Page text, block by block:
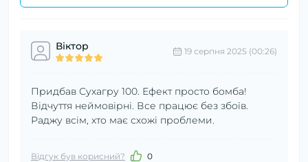
Віктор 19 серпня 2025 (00:26)
Придбав Сухагру 100. Ефект просто бомба!
Відчуття неймовірні. Все працює без збоїв.
Раджу всім, хто має схожі проблеми.
Відгук був корисний? 0